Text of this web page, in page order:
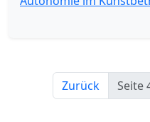
Zurück Seite